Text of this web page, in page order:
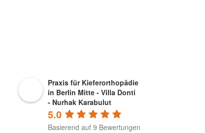
Praxis für Kieferorthopädie
in Berlin Mitte - Villa Donti
- Nurhak Karabulut
5.0
Basierend auf 9 Bewertungen